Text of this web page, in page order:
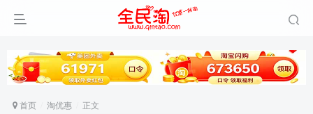
首页 淘优惠 正文